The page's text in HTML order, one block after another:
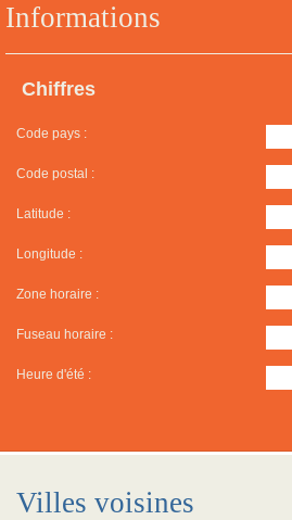
Informations
Chiffres
Code pays :
Code postal :
Latitude :
Longitude :
Zone horaire :
Fuseau horaire :
Heure d'été :
Villes voisines